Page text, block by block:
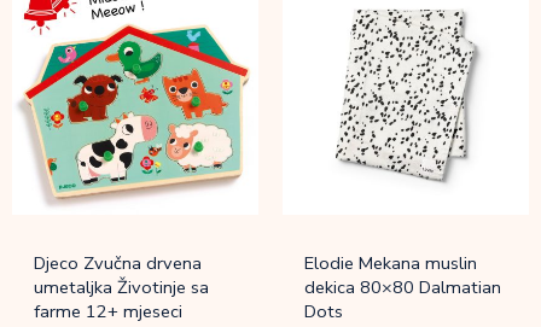
Djeco Zvučna drvena
umetaljka Životinje sa
farme 12+ mjeseci
Elodie Mekana muslin
dekica 80×80 Dalmatian
Dots